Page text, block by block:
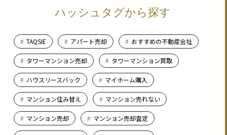
ハッシュタグから探す
TAQSIE アパート売却 おすすめの不動産会社
タワーマンション売却 タワーマンション買取
ハウスリースバック マイホーム購入
マンション住み替え マンション売れない
マンション売却 マンション売却査定